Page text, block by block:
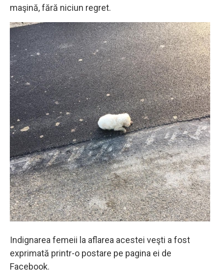
maşină, fără niciun regret.
Indignarea femeii la aflarea acestei veşti a fost
exprimată printr-o postare pe pagina ei de
Facebook.